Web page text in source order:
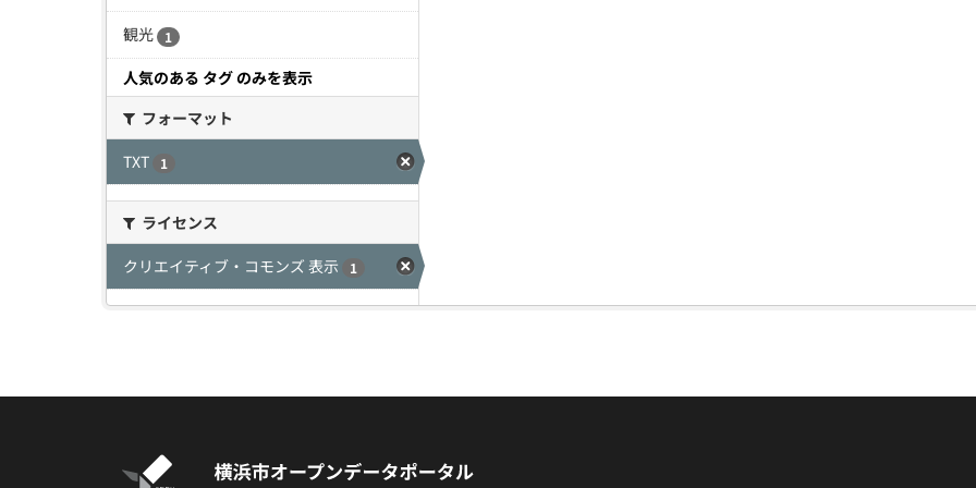
観光 1
人気のある タグ のみを表示
フォーマット
TXT
1
ライセンス
クリエイティブ・コモンズ 表示
1